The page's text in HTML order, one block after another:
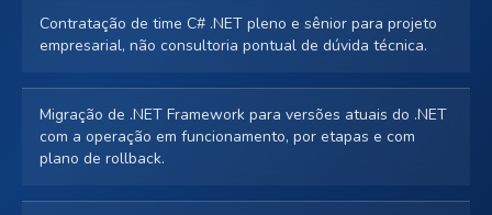
Contratação de time C# .NET pleno e sênior para projeto
empresarial, não consultoria pontual de dúvida técnica.
Migração de .NET Framework para versões atuais do .NET
com a operação em funcionamento, por etapas e com
plano de rollback.